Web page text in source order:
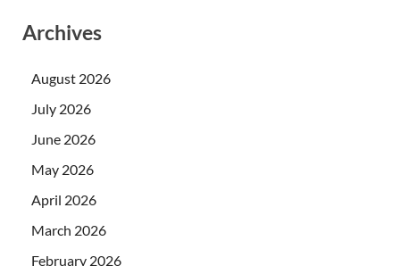
Archives
August 2026
July 2026
June 2026
May 2026
April 2026
March 2026
February 2026